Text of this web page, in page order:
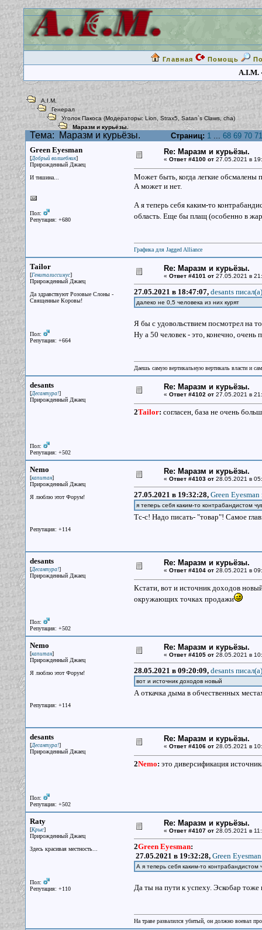
Главная Помощь
A.I.M.
A.I.M.
Генерал
Уголок Пакоса (Модераторы:Lion Strax5 Satan`s Claws,cha)
Маразм и курьёзы.
Тема: Маразм и курьёзы. Страниц: 1... 68 69 70 71
Green Eyesman
[Добрый волшебник]
Прирожденный Джаец
И тишина...
Пол:
Репутация: +680
Re: Маразм и курьёзы.
« Ответ #4100 от27.05.2021 в
Может быть, когда легкие обсмалены
А может и нет.
А я теперь себя каким-то
область. Еще бы плащ (особенно в
Графика для Jagged Alliance
Tailor
[Гениталиссимус]
Прирожденный Джаец
Да здравствуют Розовые Слоны -
Священные Коровы!
Пол:
Репутация: +664
Re: Маразм и курьёзы.
« Ответ #4101 от27.05.2021 в
27.05.2021 в 18:47:07, desants писал(a)
далеко не 0,5 человека из них курят
Я бы с удовольствием посмотрел на
Ну а 50 человек - это, конечно, очень
Даешь самую вертикальную вертикаль власти и
desants
[Десантура!]
Прирожденный Джаец
Пол:
Репутация: +502
Re: Маразм и курьёзы.
« Ответ #4102 от27.05.2021 в
2Tailor: согласен, база не очень
Nemo
[капитан]
Прирожденный Джаец
Я люблю этот Форум!
Репутация: +114
Re: Маразм и курьёзы.
« Ответ #4103 от28.05.2021 в
27.05.2021 в 19:32:28, Green Eyesman
я теперь себя каким-то контрабандистом
Тс-с! Надо писать- "товар"! Самое
desants
[Десантура!]
Прирожденный Джаец
Пол:
Репутация: +502
Re: Маразм и курьёзы.
« Ответ #4104 от28.05.2021 в
Кстати, вот и источник доходов
окружающих точках продажи
Nemo
[капитан]
Прирожденный Джаец
Я люблю этот Форум!
Репутация: +114
Re: Маразм и курьёзы.
« Ответ #4105 от28.05.2021 в
28.05.2021 в 09:20:09, desants писал(a)
вот и источник доходов новый
А откачка дыма в обчественных
desants
[Десантура!]
Прирожденный Джаец
Пол:
Репутация: +502
Re: Маразм и курьёзы.
« Ответ #4106 от28.05.2021 в
2Nemo: это диверсификация
Raty
[Крыс]
Прирожденный Джаец
Здесь красивая местность...
Пол:
Репутация: +110
Re: Маразм и курьёзы.
« Ответ #4107 от28.05.2021 в
2Green Eyesman:
27.05.2021 в 19:32:28, Green
А я теперь себя каким-то контрабандистом
Да ты на пути к успеху. Эскобар тоже
На траве развалился убитый, он должно воевал